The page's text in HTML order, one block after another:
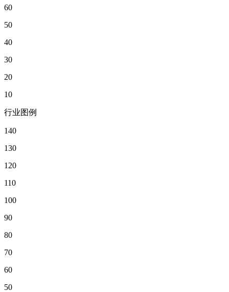
60
50
40
30
20
10
行业图例
140
130
120
110
100
90
80
70
60
50